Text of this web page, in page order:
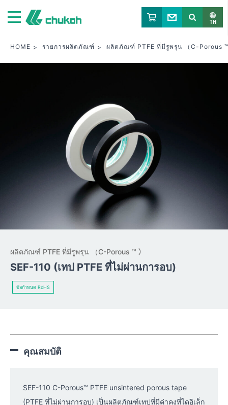
จูโค เคมิคัล อินดัสตรีส์ ลิมิเต็ด
TH
HOME รายการผลิตภัณฑ์ ผลิตภัณฑ์ PTFE ที่มีรูพรุน （C-Porous
ผลิตภัณฑ์ PTFE ที่มีรูพรุน （C-Porous ™ ）
SEF-110 (เทป PTFE ที่ไม่ผ่านการอบ)
ข้อกำหนด RoHS
คุณสมบัติ
SEF-110 C-Porous™ PTFE unsintered porous tape
(PTFE ที่ไม่ผ่านการอบ) เป็นผลิตภัณฑ์เทปที่มีค่าคงที่ไดอิเล็ก